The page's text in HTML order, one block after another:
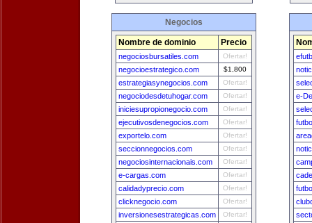
Negocios
Nombre de dominio Precio
negociosbursatiles.com Ofertar!
negocioestrategico.com $1,800
estrategiasynegocios.com Ofertar!
negociodesdetuhogar.com Ofertar!
iniciesupropionegocio.com Ofertar!
ejecutivosdenegocios.com Ofertar!
exportelo.com Ofertar!
seccionnegocios.com Ofertar!
negociosinternacionais.com Ofertar!
e-cargas.com Ofertar!
calidadyprecio.com Ofertar!
clicknegocio.com Ofertar!
inversionesestrategicas.com Ofertar!
e-